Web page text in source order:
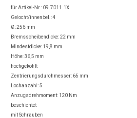
für Artikel-Nr.: 09.7011.1X
Gelocht/innenbel.: 4
Ø: 256 mm
Bremsscheibendicke: 22 mm
Mindestdicke: 19,8 mm
Höhe: 36,5 mm
hochgekohlt
Zentrierungsdurchmesser: 65 mm
Lochanzahl: 5
Anzugsdrehmoment: 120 Nm
beschichtet
mit Schrauben